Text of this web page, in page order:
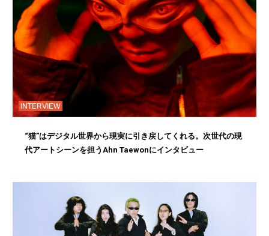
INTERVIEW
“猫”はデジタル世界から現実に引き戻してくれる。次世代の現
代アートシーンを担うAhn Taewonにインタビュー